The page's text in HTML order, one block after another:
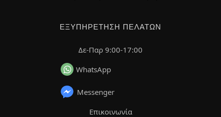
ΕΞΥΠΗΡΈΤΗΣΗ ΠΕΛΑΤΏΝ
Δε-Παρ 9:00-17:00
WhatsApp
Messenger
Επικοινωνία